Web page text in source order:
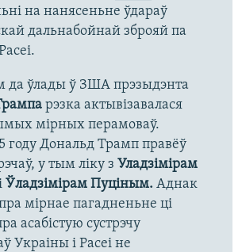
на нанясеньне ўдараў
дальнабойнай зброяй па
да ўлады ў ЗША прэзыдэнта
рэзка актывізавалася
мірных перамоваў.
году Дональд Трамп правёў
у тым ліку з Уладзімірам
Ўладзімірам Пуціным. Аднак
мірнае пагадненьне ці
асабістую сустрэчу
Украіны і Расеі не